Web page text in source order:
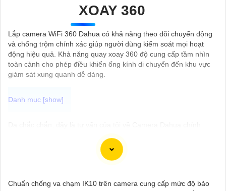
XOAY 360
Lắp camera WiFi 360 Dahua có khả năng theo dõi chuyển động
và chống trộm chính xác giúp người dùng kiểm soát mọi hoạt
động hiệu quả. Khả năng quay xoay 360 độ cung cấp tầm nhìn
toàn cảnh cho phép điều khiển ống kính di chuyển đến khu vực
giám sát xung quanh dễ dàng.
Camera Dahua là một thương hiệu nổi tiếng về sản phẩm an
Để Hoàn toàn tin cậy mua Camera Dahua
thay đổi tùy vào model và chức năng của camera. Bạn nên tìm
Chuẩn chống va chạm IK10 trên camera cung cấp mức độ bảo